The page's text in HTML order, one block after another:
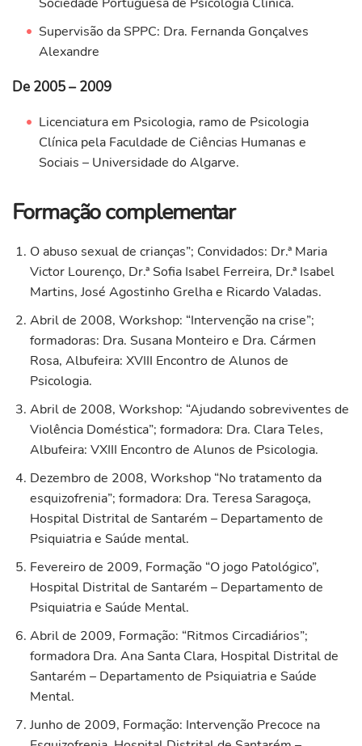
Supervisão da SPPC: Dra. Fernanda Gonçalves
Alexandre
De 2005 – 2009
Licenciatura em Psicologia, ramo de Psicologia
Clínica pela Faculdade de Ciências Humanas e
Sociais – Universidade do Algarve.
Formação complementar
O abuso sexual de crianças”; Convidados: Dr.ª Maria
Victor Lourenço, Dr.ª Sofia Isabel Ferreira, Dr.ª Isabel
Martins, José Agostinho Grelha e Ricardo Valadas.
Abril de 2008, Workshop: “Intervenção na crise”;
formadoras: Dra. Susana Monteiro e Dra. Cármen
Rosa, Albufeira: XVIII Encontro de Alunos de
Psicologia.
Abril de 2008, Workshop: “Ajudando sobreviventes de
Violência Doméstica”; formadora: Dra. Clara Teles,
Albufeira: VXIII Encontro de Alunos de Psicologia.
Dezembro de 2008, Workshop “No tratamento da
esquizofrenia”; formadora: Dra. Teresa Saragoça,
Hospital Distrital de Santarém – Departamento de
Psiquiatria e Saúde mental.
Fevereiro de 2009, Formação “O jogo Patológico”,
Hospital Distrital de Santarém – Departamento de
Psiquiatria e Saúde Mental.
Abril de 2009, Formação: “Ritmos Circadiários”;
formadora Dra. Ana Santa Clara, Hospital Distrital de
Santarém – Departamento de Psiquiatria e Saúde
Mental.
Junho de 2009, Formação: Intervenção Precoce na